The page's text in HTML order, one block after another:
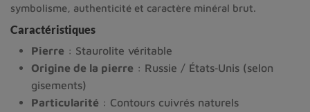
symbolisme, authenticité et caractère minéral brut.
Caractéristiques
Pierre : Staurolite véritable
Origine de la pierre : Russie / États‑Unis (selon
gisements)
Particularité : Contours cuivrés naturels